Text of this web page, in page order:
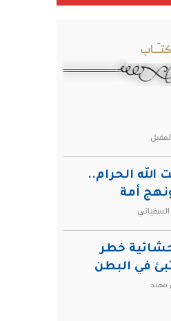
الله الحرام..
أمة
خطر
في البطن
الإنسان